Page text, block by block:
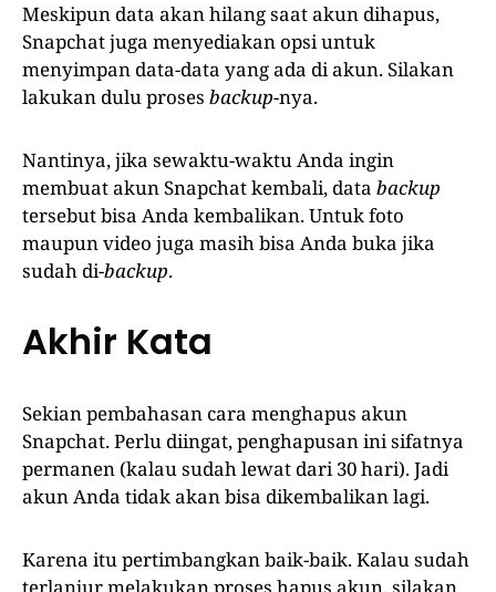
Meskipun data akan hilang saat akun dihapus,
Snapchat juga menyediakan opsi untuk
menyimpan data-data yang ada di akun. Silakan
lakukan dulu proses backup-nya.
Nantinya, jika sewaktu-waktu Anda ingin
membuat akun Snapchat kembali, data backup
tersebut bisa Anda kembalikan. Untuk foto
maupun video juga masih bisa Anda buka jika
sudah di-backup.
Akhir Kata
Sekian pembahasan cara menghapus akun
Snapchat. Perlu diingat, penghapusan ini sifatnya
permanen (kalau sudah lewat dari 30 hari). Jadi
akun Anda tidak akan bisa dikembalikan lagi.
Karena itu pertimbangkan baik-baik. Kalau sudah